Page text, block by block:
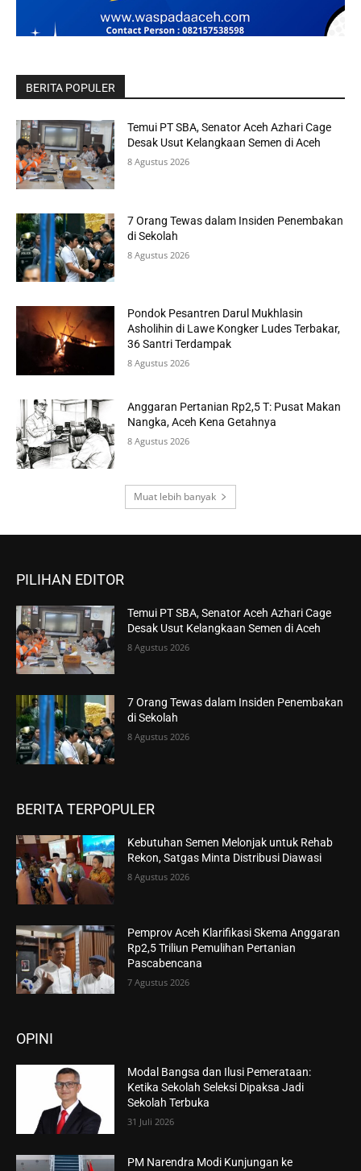
BERITA POPULER
Temui PT SBA, Senator Aceh Azhari Cage
Desak Usut Kelangkaan Semen di Aceh
8 Agustus 2026
7 Orang Tewas dalam Insiden Penembakan
di Sekolah
8 Agustus 2026
Pondok Pesantren Darul Mukhlasin
Asholihin di Lawe Kongker Ludes Terbakar,
36 Santri Terdampak
8 Agustus 2026
Anggaran Pertanian Rp2,5 T: Pusat Makan
Nangka, Aceh Kena Getahnya
8 Agustus 2026
Muat lebih banyak
PILIHAN EDITOR
Temui PT SBA, Senator Aceh Azhari Cage
Desak Usut Kelangkaan Semen di Aceh
8 Agustus 2026
7 Orang Tewas dalam Insiden Penembakan
di Sekolah
8 Agustus 2026
BERITA TERPOPULER
Kebutuhan Semen Melonjak untuk Rehab
Rekon, Satgas Minta Distribusi Diawasi
8 Agustus 2026
Pemprov Aceh Klarifikasi Skema Anggaran
Rp2,5 Triliun Pemulihan Pertanian
Pascabencana
7 Agustus 2026
OPINI
Modal Bangsa dan Ilusi Pemerataan:
Ketika Sekolah Seleksi Dipaksa Jadi
Sekolah Terbuka
31 Juli 2026
PM Narendra Modi Kunjungan ke